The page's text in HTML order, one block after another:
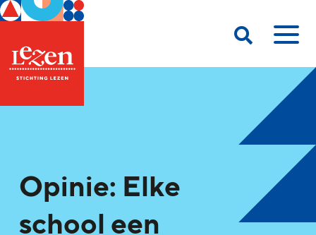
Opinie: Elke
school een